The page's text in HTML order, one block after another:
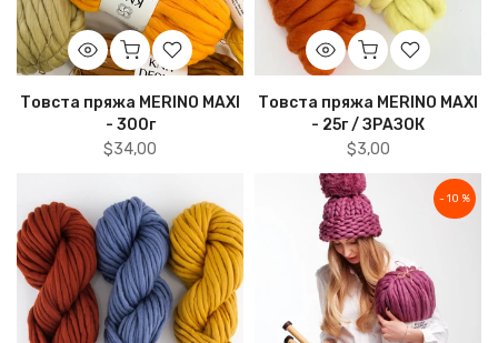
Товста пряжа MERINO MAXI
- 300г
$34,00
Товста пряжа MERINO MAXI
- 25г / ЗРАЗОК
$3,00
- 10 %